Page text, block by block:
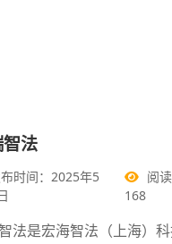
法
时间：2025年5
阅读
168
法是宏海智法（上海）